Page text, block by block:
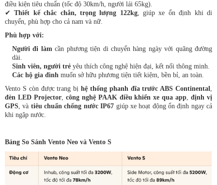
điều kiện tiêu chuẩn (tốc độ 30km/h, người lái 65kg).
✔Thiết kế chắc chắn, trọng lượng 122kg, giúp xe ổn định khi di
chuyển, phù hợp cho cả nam và nữ.
Phù hợp với:
Người đi làmcần phương tiện di chuyển hàng ngày với quãng đường
dài.
Sinh viên, người trẻ yêu thích công nghệ hiện đại, kết nối thông minh.
Các hộ gia đình muốn sở hữu phương tiện tiết kiệm, bền bỉ, an toàn.
Vento S còn được trang bị hệ thống phanh đĩa trước ABS Continental,
đèn LED Projector, công nghệ PAAK điều khiển xe qua app,định vị
GPS, và tiêu chuẩn chống nước IP67 giúp xe hoạt động ổn định ngaycả
khi ngập nước.
Bảng So Sánh Vento Neo và Vento S